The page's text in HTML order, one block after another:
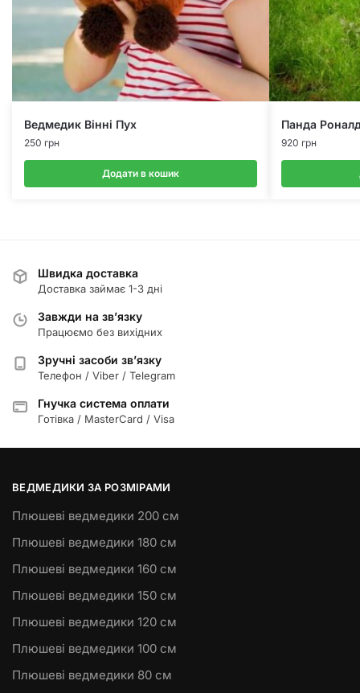
Ведмедик Вінні Пух
250 грн
Додати в кошик
Панда
920 грн
Швидка доставка
Доставка займає 1-3 дні
Завжди на зв’язку
Працюємо без вихідних
Зручні засоби зв’язку
Телефон / Viber / Telegram
Гнучка система оплати
Готівка / MasterCard / Visa
ВЕДМЕДИКИ ЗА РОЗМІРАМИ
Плюшеві ведмедики 200 см
Плюшеві ведмедики 180 см
Плюшеві ведмедики 160 см
Плюшеві ведмедики 150 см
Плюшеві ведмедики 120 см
Плюшеві ведмедики 100 см
Плюшеві ведмедики 80 см